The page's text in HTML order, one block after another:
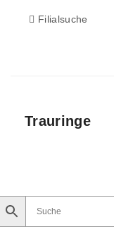
Filialsuche
Trauringe